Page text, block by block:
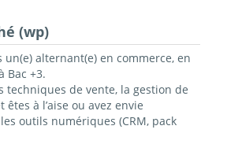
(wp)
un(e) alternant(e) en commerce, en
Bac +3.
techniques de vente, la gestion de
à l’aise ou avez envie
outils numériques (CRM, pack